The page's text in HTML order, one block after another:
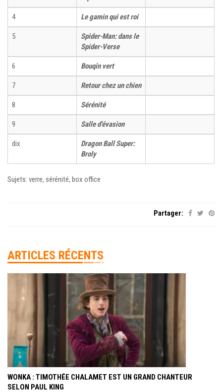
4 Le gamin qui est roi
5
Spider-Man: dans le
Spider-Verse
6 Bouqin vert
7 Retour chez un chien
8 Sérénité
9 Salle d'évasion
dix
Dragon Ball Super:
Broly
Sujets: verre, sérénité, box office
Partager:
ARTICLES RÉCENTS
WONKA : TIMOTHÉE CHALAMET EST UN GRAND CHANTEUR
SELON PAUL KING